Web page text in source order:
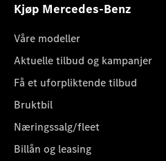
Kjøp Mercedes-Benz
Våre modeller
Aktuelle tilbud og kampanjer
Få et uforpliktende tilbud
Bruktbil
Næringssalg/fleet
Billån og leasing